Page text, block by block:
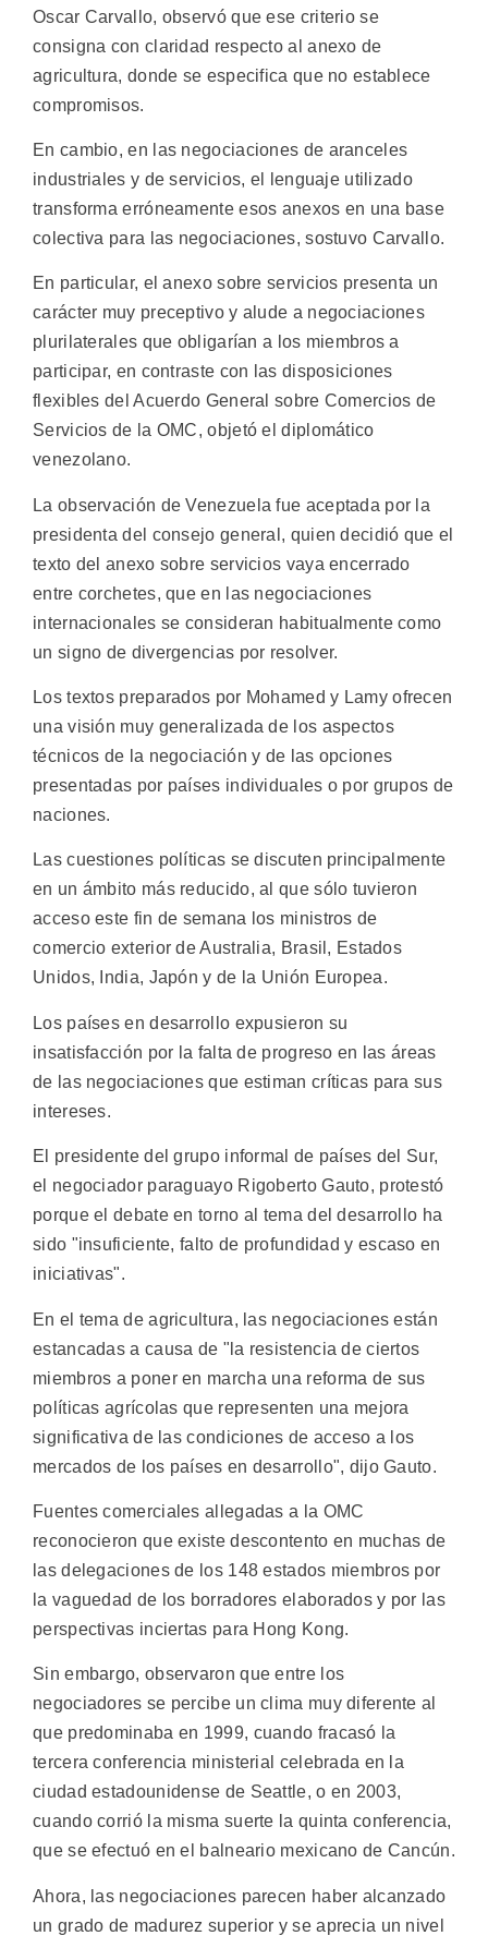
Oscar Carvallo, observó que ese criterio se
consigna con claridad respecto al anexo de
agricultura, donde se especifica que no establece
compromisos.
En cambio, en las negociaciones de aranceles
industriales y de servicios, el lenguaje utilizado
transforma erróneamente esos anexos en una base
colectiva para las negociaciones, sostuvo Carvallo.
En particular, el anexo sobre servicios presenta un
carácter muy preceptivo y alude a negociaciones
plurilaterales que obligarían a los miembros a
participar, en contraste con las disposiciones
flexibles del Acuerdo General sobre Comercios de
Servicios de la OMC, objetó el diplomático
venezolano.
La observación de Venezuela fue aceptada por la
presidenta del consejo general, quien decidió que el
texto del anexo sobre servicios vaya encerrado
entre corchetes, que en las negociaciones
internacionales se consideran habitualmente como
un signo de divergencias por resolver.
Los textos preparados por Mohamed y Lamy ofrecen
una visión muy generalizada de los aspectos
técnicos de la negociación y de las opciones
presentadas por países individuales o por grupos de
naciones.
Las cuestiones políticas se discuten principalmente
en un ámbito más reducido, al que sólo tuvieron
acceso este fin de semana los ministros de
comercio exterior de Australia, Brasil, Estados
Unidos, India, Japón y de la Unión Europea.
Los países en desarrollo expusieron su
insatisfacción por la falta de progreso en las áreas
de las negociaciones que estiman críticas para sus
intereses.
El presidente del grupo informal de países del Sur,
el negociador paraguayo Rigoberto Gauto, protestó
porque el debate en torno al tema del desarrollo ha
sido "insuficiente, falto de profundidad y escaso en
iniciativas".
En el tema de agricultura, las negociaciones están
estancadas a causa de "la resistencia de ciertos
miembros a poner en marcha una reforma de sus
políticas agrícolas que representen una mejora
significativa de las condiciones de acceso a los
mercados de los países en desarrollo", dijo Gauto.
Fuentes comerciales allegadas a la OMC
reconocieron que existe descontento en muchas de
las delegaciones de los 148 estados miembros por
la vaguedad de los borradores elaborados y por las
perspectivas inciertas para Hong Kong.
Sin embargo, observaron que entre los
negociadores se percibe un clima muy diferente al
que predominaba en 1999, cuando fracasó la
tercera conferencia ministerial celebrada en la
ciudad estadounidense de Seattle, o en 2003,
cuando corrió la misma suerte la quinta conferencia,
que se efectuó en el balneario mexicano de Cancún.
Ahora, las negociaciones parecen haber alcanzado
un grado de madurez superior y se aprecia un nivel